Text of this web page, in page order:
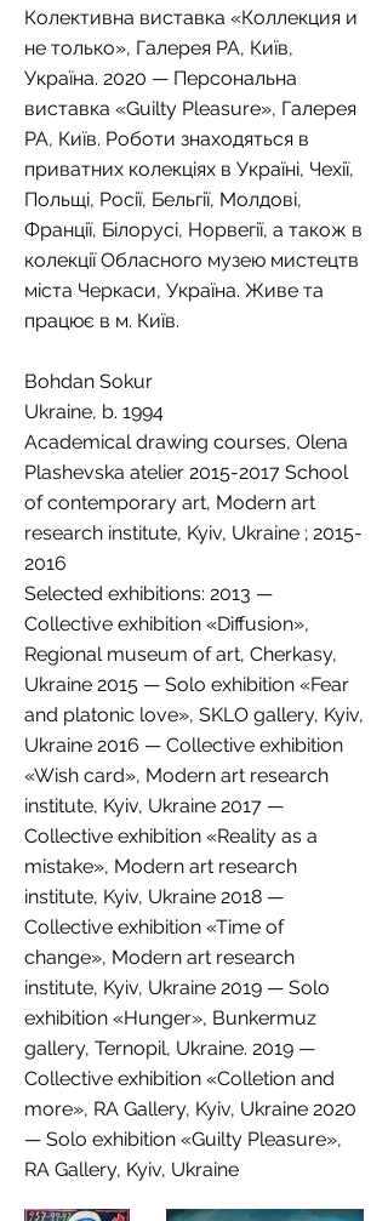
Колективна виставка «Коллекция и
не только», Галерея РА, Київ,
Україна. 2020 — Персональна
виставка «Guilty Pleasure», Галерея
РА, Київ. Роботи знаходяться в
приватних колекціях в Україні, Чехії,
Польщі, Росії, Бельгії, Молдові,
Франції, Білорусі, Норвегії, а також в
колекції Обласного музею мистецтв
міста Черкаси, Україна. Живе та
працює в м. Київ.
Bohdan Sokur
Ukraine, b. 1994
Academical drawing courses, Olena
Plashevska atelier 2015-2017 School
of contemporary art, Modern art
research institute, Kyiv, Ukraine ; 2015-
2016
Selected exhibitions: 2013 —
Collective exhibition «Diffusion»,
Regional museum of art, Cherkasy,
Ukraine 2015 — Solo exhibition «Fear
and platonic love», SKLO gallery, Kyiv,
Ukraine 2016 — Collective exhibition
«Wish card», Modern art research
institute, Kyiv, Ukraine 2017 —
Collective exhibition «Reality as a
mistake», Modern art research
institute, Kyiv, Ukraine 2018 —
Collective exhibition «Time of
change», Modern art research
institute, Kyiv, Ukraine 2019 — Solo
exhibition «Hunger», Bunkermuz
gallery, Ternopil, Ukraine. 2019 —
Collective exhibition «Colletion and
more», RA Gallery, Kyiv, Ukraine 2020
— Solo exhibition «Guilty Pleasure»,
RA Gallery, Kyiv, Ukraine